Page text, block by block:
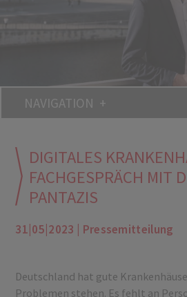
NAVIGATION
DIGITALES
FACHGESPRÄCH MIT
PANTAZIS
31|05|2023 | Pressemitteilung
Deutschland hat gute
Problemen stehen. Es fehlt an